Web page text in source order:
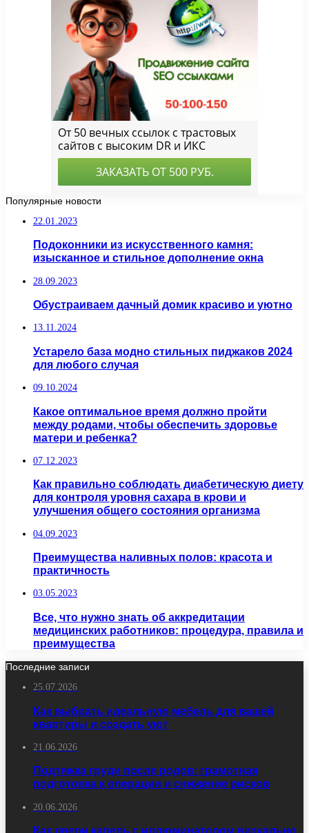
Популярные новости
22.01.2023
Подоконники из искусственного камня:
изысканное и стильное дополнение окна
28.09.2023
Обустраиваем дачный домик красиво и уютно
13.11.2024
Устарело база модно стильных пиджаков 2024
для любого случая
09.10.2024
Какое оптимальное время должно пройти
между родами, чтобы обеспечить здоровье
матери и ребенка?
07.12.2023
Как правильно соблюдать диабетическую диету
для контроля уровня сахара в крови и
улучшения общего состояния организма
04.09.2023
Преимущества наливных полов: красота и
практичность
03.05.2023
Все, что нужно знать об аккредитации
медицинских работников: процедура, правила и
преимущества
Последние записи
25.07.2026
Как выбрать идеальную мебель для вашей
квартиры и создать уют
21.06.2026
Подтяжка груди после родов: грамотная
подготовка к операции и снижение рисков
20.06.2026
Как двери капель с иллюминатором визуально